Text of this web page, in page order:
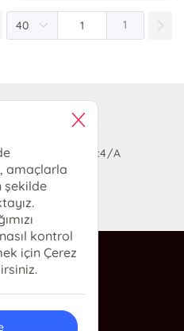
1
Girişi No:4/A
326 49 71
amaçlarla
şekilde
kontrol
için Çerez